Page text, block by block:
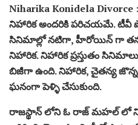
Niharika Konidela
నిహారిక అందరికి పరిచయమే.
సినిమాల్లో నటిగా, హీరోయిన్ గా
నిహారిక. నిహారిక ప్రస్తుతం
బిజీగా ఉంది. నిహారిక, చైతన్య
ఘనంగా పెళ్ళి చేసుకుంది.
రాజస్థాన్ లోని ఓ రాజ్ మహల్ లో